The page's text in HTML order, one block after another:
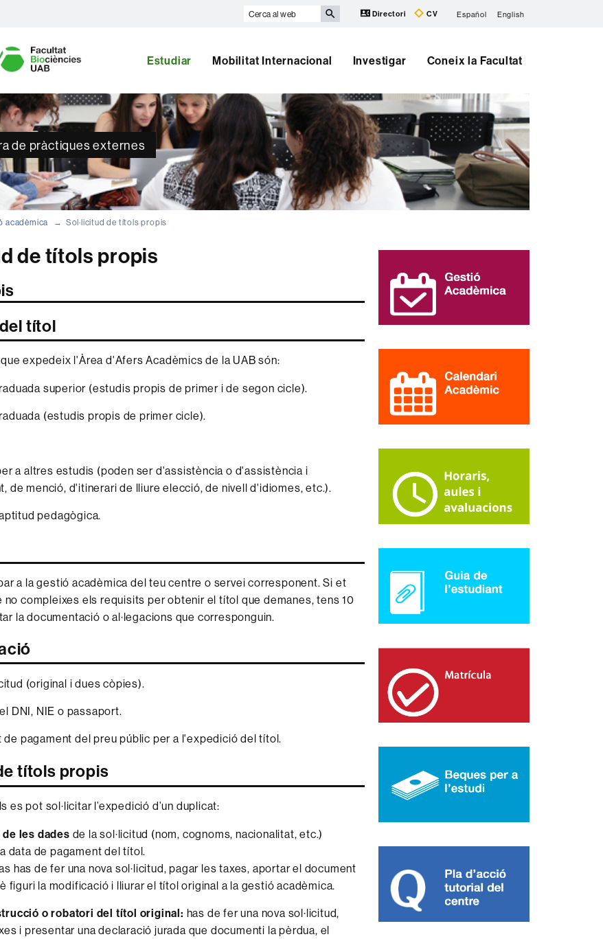
Cerca
Directori CV Español English
A
B
Estudiar Mobilitat Internacional Investigar Coneix la Facultat
de pràctiques externes
acadèmica Sol·licitud de títols propis
de títols propis
títol
expedeix l'Àrea d'Afers Acadèmics de la UAB són:
superior (estudis propis de primer i de segon cicle).
(estudis propis de primer cicle).
a altres estudis (poden ser d'assistència o d'assistència i
de menció, d'itinerari de lliure elecció, de nivell d'idiomes, etc.).
pedagògica.
a la gestió acadèmica del teu centre o servei corresponent. Si et
no compleixes els requisits per obtenir el títol que demanes, tens 10
la documentació o al·legacions que corresponguin.
(original i dues còpies).
DNI, NIE o passaport.
de pagament del preu públic per a l'expedició del títol.
títols propis
es pot sol·licitar l’expedició d’un duplicat:
les dades de la sol·licitud (nom, cognoms, nacionalitat, etc.)
data de pagament del títol.
has de fer una nova sol·licitud, pagar les taxes, aportar el document
figuri la modificació i lliurar el títol original a la gestió acadèmica.
o robatori del títol original: has de fer una nova sol·licitud,
i presentar una declaració jurada que documenti la pèrdua, el
Informació
complementària